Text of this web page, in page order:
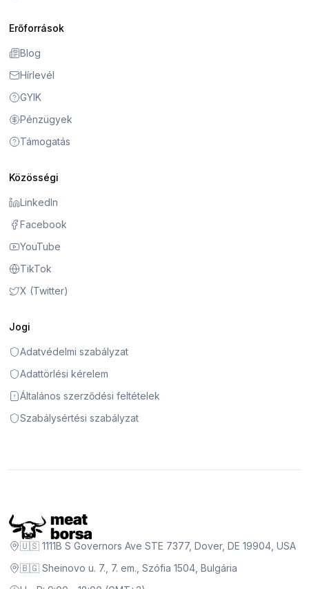
Erőforrások
Blog
Hírlevél
GYIK
Pénzügyek
Támogatás
Közösségi
LinkedIn
Facebook
YouTube
TikTok
X (Twitter)
Jogi
Adatvédelmi szabályzat
Adattörlési kérelem
Általános szerződési feltételek
Szabálysértési szabályzat
🇺🇸 1111B S Governors Ave STE 7377, Dover, DE 19904, USA
🇧🇬 Sheinovo u. 7., 7. em., Szófia 1504, Bulgária